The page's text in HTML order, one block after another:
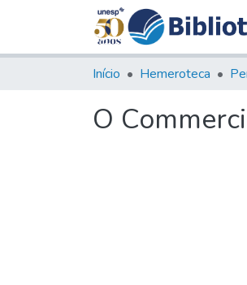
Início Hemeroteca
O